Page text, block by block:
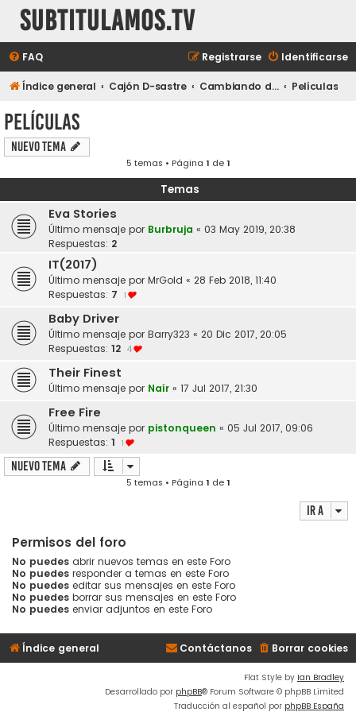
subtitulamos.tv
FAQ Identificarse
Registrarse
Índice general Cajón D-sastre Cambiando de tema... Películas
Películas
Nuevo Tema
5 temas • Página 1 de1
Temas
Eva Stories
Último mensaje por Burbruja « 03 May 2019, 20:38
Respuestas: 2
IT(2017)
Último mensaje por MrGold « 28 Feb 2018, 11:40
Respuestas: 7 1
Baby Driver
Último mensaje por Barry323 « 20 Dic 2017, 20:05
Respuestas: 12 4
Their Finest
Último mensaje por Naír « 17 Jul 2017, 21:30
Free Fire
Último mensaje por pistonqueen « 05 Jul 2017, 09:06
Respuestas: 1 1
Nuevo Tema
5 temas • Página 1 de1
Ir a
Permisos del foro
No puedes abrir nuevos temas en este Foro
No puedes responder a temas en este Foro
No puedes editar sus mensajes en este Foro
No puedes borrar sus mensajes en este Foro
No puedes enviar adjuntos en este Foro
Índice general Borrar cookies
Contáctanos
Flat Style by Ian Bradley
Desarrollado por phpBB® Forum Software © phpBB Limited
Traducción al español por phpBB España